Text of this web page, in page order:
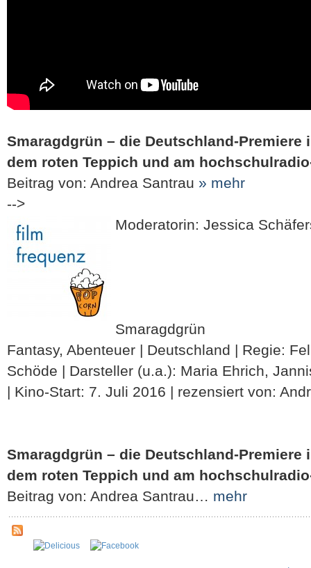
Smaragdgrün – die Deutschland-Premiere
dem roten Teppich und am
Beitrag von: Andrea Santrau » mehr
-->
Moderatorin: Jessica
Smaragdgrün
Fantasy, Abenteuer | Deutschland | Regie:
Schöde | Darsteller (u.a.): Maria Ehrich,
| Kino-Start: 7. Juli 2016 | rezensiert von:
Smaragdgrün – die Deutschland-Premiere
dem roten Teppich und am
Beitrag von: Andrea Santrau… mehr